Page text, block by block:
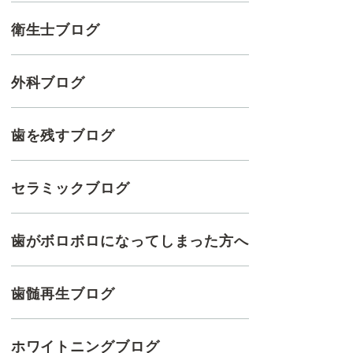
衛生士ブログ
外科ブログ
歯を残すブログ
セラミックブログ
歯がボロボロになってしまった方へ
歯髄再生ブログ
ホワイトニングブログ